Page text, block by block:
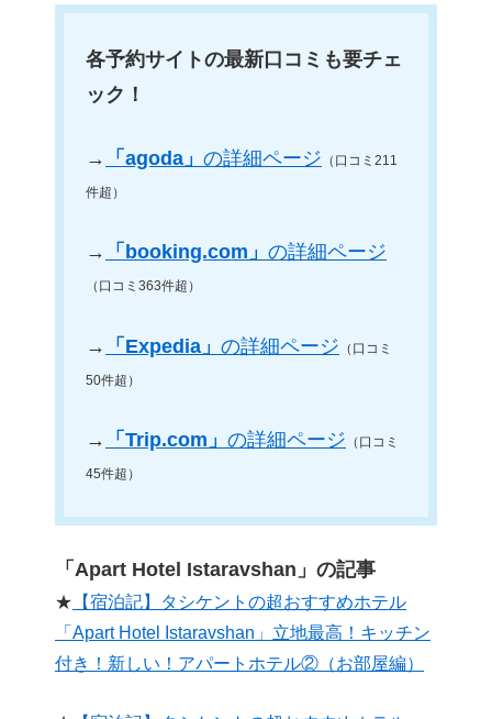
各予約サイトの最新口コミも要チェ
ック！
→ 「agoda」 の詳細ページ （口コミ211
件超）
→ 「booking.com」 の詳細ページ
（口コミ363件超）
→ 「Expedia」 の詳細ページ （口コミ
50件超）
→ 「Trip.com」 の詳細ページ （口コミ
45件超）
「Apart Hotel Istaravshan」の記事
★ 【宿泊記】タシケントの超おすすめホテル
「Apart Hotel Istaravshan」立地最高！キッチン
付き！新しい！アパートホテル②（お部屋編）